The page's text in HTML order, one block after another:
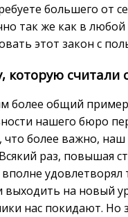
большего от
так же как в
этот закон с
которую считали
более общий
нашего бюро
более важно,
раз, повышая
на новый
нас покидают.